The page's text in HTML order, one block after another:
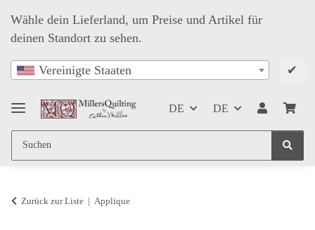
Wähle dein Lieferland, um Preise und Artikel für
deinen Standort zu sehen.
Vereinigte Staaten ✔
DE DE
Zurück zur Liste Applique